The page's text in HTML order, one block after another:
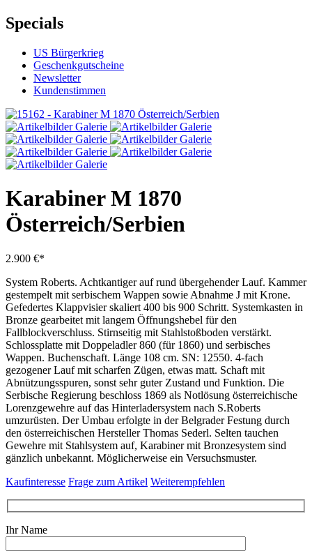
Specials
US Bürgerkrieg
Geschenkgutscheine
Newsletter
Kundenstimmen
Karabiner M 1870
Österreich/Serbien
2.900 €*
System Roberts. Achtkantiger auf rund übergehender Lauf. Kammer
gestempelt mit serbischem Wappen sowie Abnahme J mit Krone.
Gefedertes Klappvisier skaliert 400 bis 900 Schritt. Systemkasten in
Bronze gearbeitet mit langem Öffnungshebel für den
Fallblockverschluss. Stirnseitig mit Stahlstoßboden verstärkt.
Schlossplatte mit Doppeladler 860 (für 1860) und serbisches
Wappen. Buchenschaft. Länge 108 cm. SN: 12550. 4-fach
gezogener Lauf mit scharfen Zügen, etwas matt. Schaft mit
Abnützungsspuren, sonst sehr guter Zustand und Funktion. Die
Serbische Regierung beschloss 1869 als Notlösung österreichische
Lorenzgewehre auf das Hinterladersystem nach S.Roberts
umzurüsten. Der Umbau erfolgte in der Belgrader Festung durch
den österreichischen Hersteller Thomas Sederl. Selten tauchen
Gewehre mit Stahlsystem auf, Karabiner mit Bronzesystem sind
gänzlich unbekannt. Möglicherweise ein Versuchsmuster.
Kaufinteresse Frage zum Artikel Weiterempfehlen
Ihr Name